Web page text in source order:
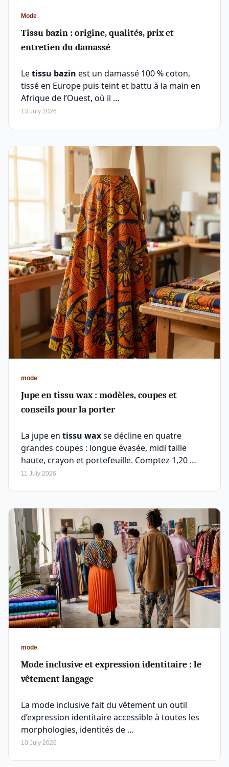
Mode
Tissu bazin : origine, qualités, prix et
entretien du damassé
Letissu bazin est un damassé 100 % coton,
tissé en Europe puis teint et battu à la main en
Afrique de l’Ouest, où il …
13 July 2026
mode
Jupe en tissu wax : modèles, coupes et
conseils pour la porter
La jupe en tissu waxse décline en quatre
grandes coupes : longue évasée, midi taille
haute, crayon et portefeuille. Comptez 1,20 …
11 July 2026
mode
Mode inclusive et expression identitaire : le
vêtement langage
La mode inclusive fait du vêtement un outil
d’expression identitaire accessible à toutes les
morphologies, identités de …
10 July 2026